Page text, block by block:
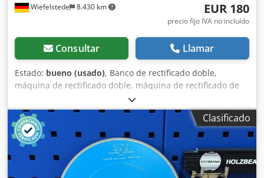
Wiefelstede 8.430 km EUR 180
precio fijo IVA no incluído
Consultar Llamar
Estado: bueno (usado), Banco de rectificado doble,
máquina de rectificado doble, máquina de rectificado de
apoyo, banco de rectificado de apoyo -Fabricante: Rema,
banco de rectificado doble, modelo DS04/175 -Discos de
rectificado: máx. Ø 175 x 25 x 51 mm -Potencia del motor:
0,3 kW -Velocidad de rotación: 2900 rpm Crjdjzruq Sepfx
Acbof -Tensión de funcionamiento: 220/380 voltios -
Dimensiones: 380/220/A235 mm -Peso: 16,1 kg
Clasificado